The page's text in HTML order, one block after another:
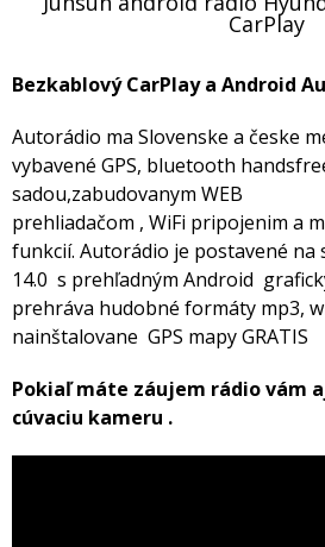
CarPlay
Bezkablový CarPlay a Android
Autorádio ma Slovenske a česke
vybavené GPS, bluetooth
sadou,zabudovanym WEB
prehliadačom , WiFi pripojenim a
funkcií. Autorádio je postavené na
14.0 s prehľadným Android
prehráva hudobné formáty mp3,
nainštalovane GPS mapy GRATIS
Pokiaľ máte záujem rádio vám
cúvaciu kameru .